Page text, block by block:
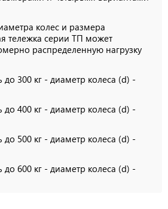
колес и размера
тележка серии ТП может
распределенную нагрузку
до 300 кг - диаметр колеса (d) -
до 400 кг - диаметр колеса (d) -
до 500 кг - диаметр колеса (d) -
до 600 кг - диаметр колеса (d) -